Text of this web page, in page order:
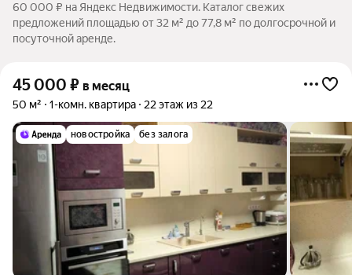
60 000 ₽ на Яндекс Недвижимости. Каталог свежих
предложений площадью от 32 м² до 77,8 м² по долгосрочной и
посуточной аренде.
45 000 ₽ в месяц
50 м² 1-комн. квартира 22 этаж из 22
новостройка без залога